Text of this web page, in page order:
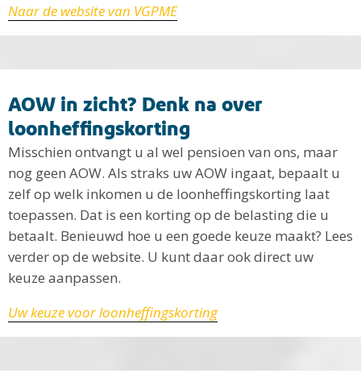
Naar de website van VGPME
AOW in zicht? Denk na over
loonheffingskorting
Misschien ontvangt u al wel pensioen van ons, maar
nog geen AOW. Als straks uw AOW ingaat, bepaalt u
zelf op welk inkomen u de loonheffingskorting laat
toepassen. Dat is een korting op de belasting die u
betaalt. Benieuwd hoe u een goede keuze maakt? Lees
verder op de website. U kunt daar ook direct uw
keuze aanpassen.
Uw keuze voor loonheffingskorting